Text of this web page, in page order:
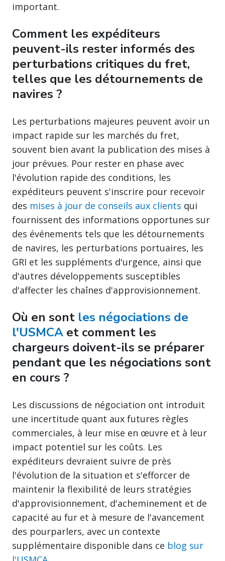
important.
Comment les expéditeurs
peuvent-ils rester informés des
perturbations critiques du fret,
telles que les détournements de
navires ?
Les perturbations majeures peuvent avoir un
impact rapide sur les marchés du fret,
souvent bien avant la publication des mises à
jour prévues. Pour rester en phase avec
l'évolution rapide des conditions, les
expéditeurs peuvent s'inscrire pour recevoir
des mises à jour de conseils aux clients qui
fournissent des informations opportunes sur
des événements tels que les détournements
de navires, les perturbations portuaires, les
GRI et les suppléments d'urgence, ainsi que
d'autres développements susceptibles
d'affecter les chaînes d'approvisionnement.
Où en sont les négociations de
l'USMCA et comment les
chargeurs doivent-ils se préparer
pendant que les négociations sont
en cours ?
Les discussions de négociation ont introduit
une incertitude quant aux futures règles
commerciales, à leur mise en œuvre et à leur
impact potentiel sur les coûts. Les
expéditeurs devraient suivre de près
l'évolution de la situation et s'efforcer de
maintenir la flexibilité de leurs stratégies
d'approvisionnement, d'acheminement et de
capacité au fur et à mesure de l'avancement
des pourparlers, avec un contexte
supplémentaire disponible dans ce blog sur